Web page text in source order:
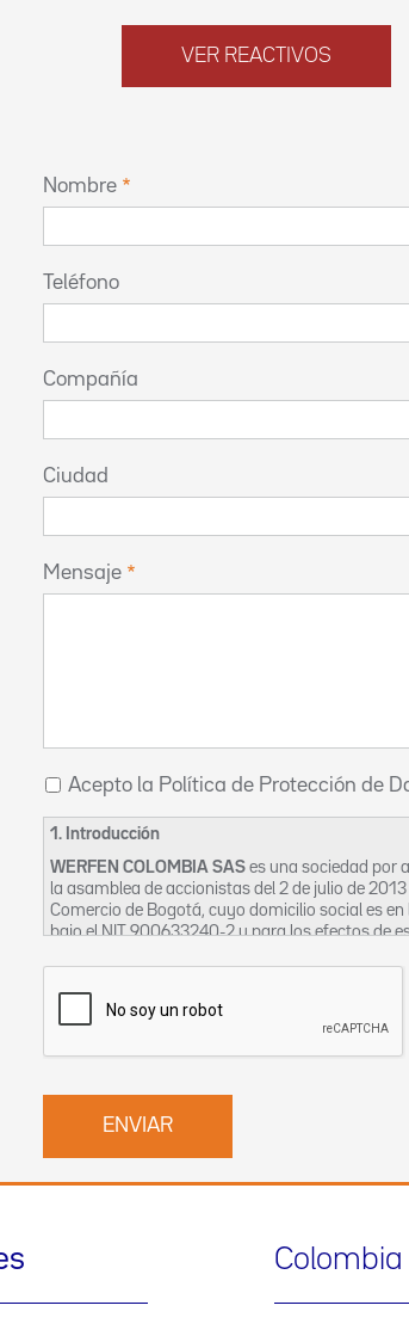
VER REACTIVOS
Nombre
Teléfono
Compañía
Ciudad
Mensaje
Acepto la Política de Protección de
1. Introducción
WERFEN COLOMBIA SAS es una sociedad por
la asamblea de accionistas del 2 de julio de
Comercio de Bogotá, cuyo domicilio social es
bajo el NIT 900633240-2 y para los efectos de
La Empresa, en aras a garantizar el derecho
ha creado el siguiente Manual, en el cual
bases de datos, a efectos de permitir el
cualquier tiempo pueda solicitar la corrección,
actualizada, comprobable y comprensible.
Colombia